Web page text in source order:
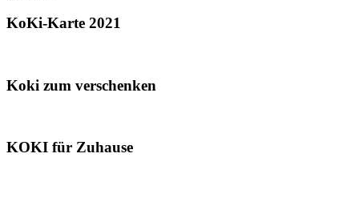
KoKi-Karte 2021
Koki zum verschenken
KOKI für Zuhause